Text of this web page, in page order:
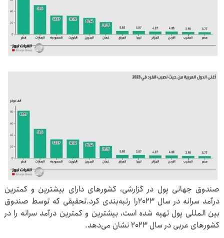
صندوق جهانی پول در گزارشی، کشورهای دارای بیشترین و کمترین
درآمد سرانه در سال ۲۰۲۳را رتبه‌بندی کرد.تحقیقی که توسط صندوق
بین المللی پول تهیه شده است، بیشترین و کمترین درآمد سرانه را در
کشورهای عربی در سال ۲۰۲۳ نشان می‌دهد.